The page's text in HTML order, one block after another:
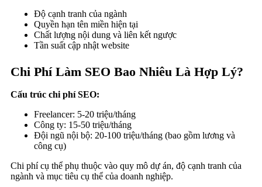
Độ cạnh tranh của ngành
Quyền hạn tên miền hiện tại
Chất lượng nội dung và liên kết ngược
Tần suất cập nhật website
Chi Phí Làm SEO Bao Nhiêu Là Hợp Lý?
Cấu trúc chi phí SEO:
Freelancer: 5-20 triệu/tháng
Công ty: 15-50 triệu/tháng
Đội ngũ nội bộ: 20-100 triệu/tháng (bao gồm lương và
công cụ)
Chi phí cụ thể phụ thuộc vào quy mô dự án, độ cạnh tranh của
ngành và mục tiêu cụ thể của doanh nghiệp.